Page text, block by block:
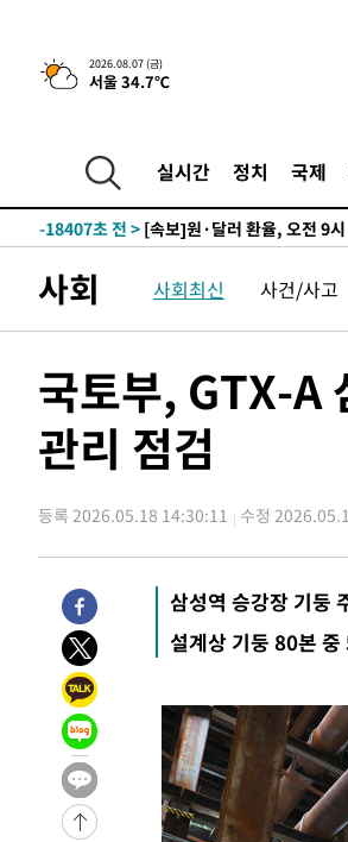
2026.08.07 (금)
서울 34.7℃
실시간 정치 국제
-21064초 전 >[속보]'300억원대 사기 혐의'
-20258초 전 >"미 전국적 살모네라 식중독
-18652초 전 >
[속보]합수본, '투표율 허위
압수수색
-18407초 전 >
-18203초 전 > [속보]삼성전자·SK하이닉스
-18157초 전 >
[속보]코스피, 6300선 재
-15322초 전 >시리아 다마스쿠스 교외에서
-9584초 전 >이란, 호르무즈서 "적국 목표
례 큰 폭발음
-8299초 전 >
[속보]美, 폴리실리콘 수입 규
효
-6450초 전 >
[속보]트럼프, 美 원정출산 금지
-28208초 전 >[속보] 7월 중국 수출
25.3%↑
-25368초 전 >[속보]'채상병 순직 책임' 임
-25234초 전 >
[속보]종합특검, '관저이전 봐
-21834초 전 >
민주 콩고 에볼라환자 4천명
-21084초 전 >
[속보]'300억원대 사기 혐의'
-20278초 전 >
-18791초 전 >
[속보]경찰·노동부, HL만도
-18672초 전 >
[속보]합수본, '투표율 허위
압수수색
-18427초 전 >
[속보]원·달러 환율, 오전 9
-18223초 전 >
[속보]삼성전자·SK하이닉
사회 사회최신 사건/사고
국토부, GTX-A
관리 점검
등록 2026.05.18 14:30:11 수정
삼성역 승강장 기둥
설계상 기둥 80본